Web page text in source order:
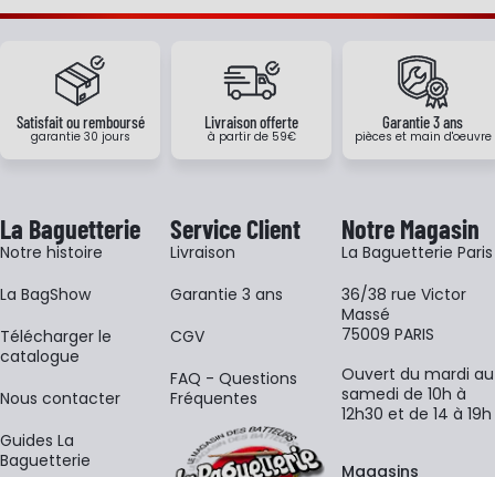
Satisfait ou remboursé
garantie 30 jours
Livraison offerte
à partir de 59€
Garantie 3 ans
pièces et main d'oeuvre
La Baguetterie
Notre histoire
La BagShow
​Télécharger le
catalogue
Nous contacter
Guides La
Baguetterie
Service Client
Livraison
Garantie 3 ans
CGV
FAQ - Questions
Fréquentes
Notre Magasin
La Baguetterie Paris
36/38 rue Victor
Massé
75009 PARIS
Ouvert du mardi au
samedi de 10h à
12h30 et de 14 à 19h
Magasins